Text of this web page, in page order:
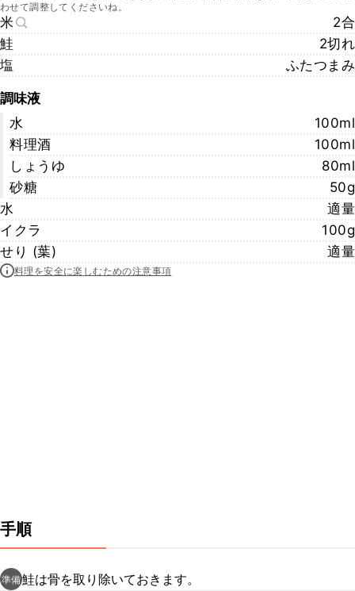
わせて調整してくださいね。
米
2合
鮭
2切れ
塩
ふたつまみ
調味液
水
100ml
料理酒
100ml
しょうゆ
80ml
砂糖
50g
水
適量
イクラ
100g
せり (葉)
適量
料理を安全に楽しむための注意事項
手順
準備鮭は骨を取り除いておきます。